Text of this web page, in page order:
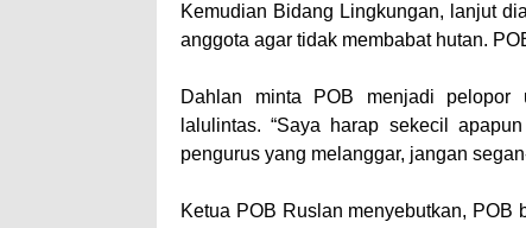
Kemudian Bidang Lingkungan, lanjut
anggota agar tidak membabat hutan.
Dahlan minta POB menjadi pelopor
lalulintas. “Saya harap sekecil
pengurus yang melanggar, jangan
Ketua POB Ruslan menyebutkan, POB